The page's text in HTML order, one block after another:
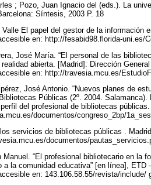
; Pozo, Juan Ignacio del (eds.). La
Síntesis, 2003 P. 18
Valle El papel del gestor de la
en: http://fesabid98.florida-
José María. “El personal de las
abierta. [Madrid]: Dirección
en: http://travesia.mcu.es/
José Antonio. “Nuevos planes de
Públicas (2º. 2004.
del profesional de bibliotecas
documentos/congreso_2bp/
servicios de bibliotecas públicas .
documentos/
Manuel. “El profesional bibliotecario en la
a la comunidad educativa” [en línea],
en: 143.106.58.55/revista/